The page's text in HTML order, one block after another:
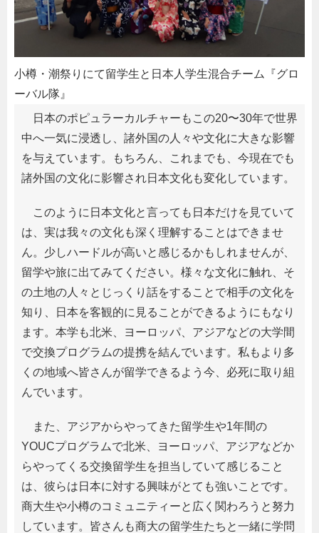
小樽・潮祭りにて留学生と日本人学生混合チーム『グロ
ーバル隊』
日本のポピュラーカルチャーもこの20〜30年で世界
中へ一気に浸透し、諸外国の人々や文化に大きな影響
を与えています。もちろん、これまでも、今現在でも
諸外国の文化に影響され日本文化も変化しています。
このように日本文化と言っても日本だけを見ていて
は、実は我々の文化も深く理解することはできませ
ん。少しハードルが高いと感じるかもしれませんが、
留学や旅に出てみてください。様々な文化に触れ、そ
の土地の人々とじっくり話をすることで相手の文化を
知り、日本を客観的に見ることができるようにもなり
ます。本学も北米、ヨーロッパ、アジアなどの大学間
で交換プログラムの提携を結んでいます。私もより多
くの地域へ皆さんが留学できるよう今、必死に取り組
んでいます。
また、アジアからやってきた留学生や1年間の
YOUCプログラムで北米、ヨーロッパ、アジアなどか
らやってくる交換留学生を担当していて感じること
は、彼らは日本に対する興味がとても強いことです。
商大生や小樽のコミュニティーと広く関わろうと努力
しています。皆さんも商大の留学生たちと一緒に学問